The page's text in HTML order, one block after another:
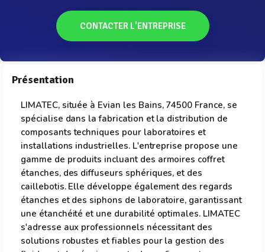
CONTACTER L'ENTREPRISE
Présentation
LIMATEC, située à Evian les Bains, 74500 France, se
spécialise dans la fabrication et la distribution de
composants techniques pour laboratoires et
installations industrielles. L'entreprise propose une
gamme de produits incluant des armoires coffret
étanches, des diffuseurs sphériques, et des
caillebotis. Elle développe également des regards
étanches et des siphons de laboratoire, garantissant
une étanchéité et une durabilité optimales. LIMATEC
s'adresse aux professionnels nécessitant des
solutions robustes et fiables pour la gestion des